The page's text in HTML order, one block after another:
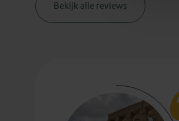
Bekijk alle reviews